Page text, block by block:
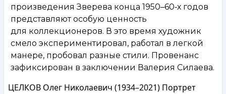
произведения Зверева конца 1950–60‑х годов
представляют особую ценность
для коллекционеров. В это время художник
смело экспериментировал, работал в легкой
манере, пробовал разные стили. Провенанс
зафиксирован в заключении Валерия Силаева.
ЦЕЛКОВ Олег Николаевич (1934–2021) Портрет